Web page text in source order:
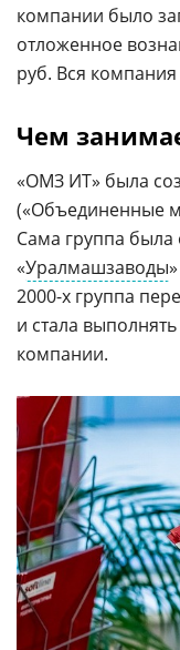
компании было
отложенное
руб. Вся
Чем
«ОМЗ ИТ» была
(«Объединенные
Сама группа была
«Уралмашзаводы
2000-х группа
и стала
компании.